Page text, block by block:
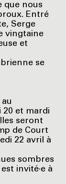
que nous
Entré
Serge
vingtaine
et
se
20 et mardi
seront
de Court
22 avril à
sombres
invité·e à